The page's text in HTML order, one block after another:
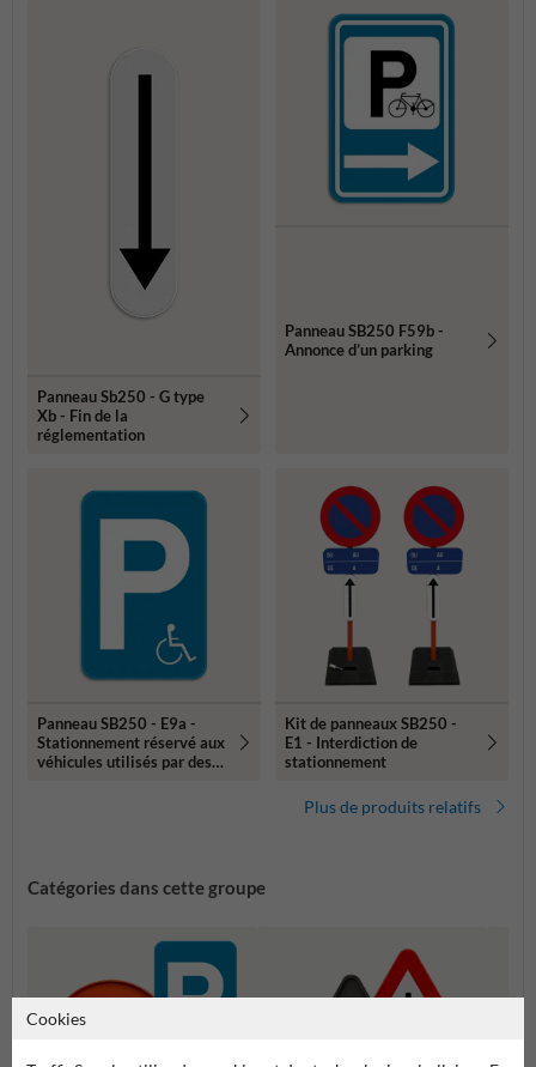
Panneau Sb250 - G type
Xb - Fin de la
réglementation
Panneau SB250 F59b -
Annonce d’un parking
Panneau SB250 - E9a -
Stationnement réservé aux
véhicules utilisés par des
Kit de panneaux SB250 -
E1 - Interdiction de
stationnement
Plus de produits relatifs
Catégories dans cette groupe
Cookies